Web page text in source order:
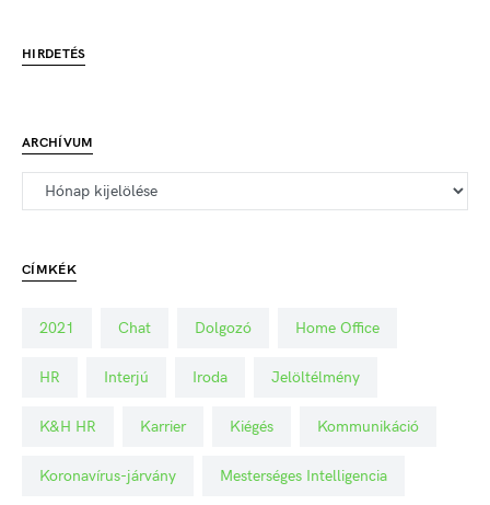
HIRDETÉS
ARCHÍVUM
CÍMKÉK
2021 Chat Dolgozó Home Office
HR Interjú Iroda Jelöltélmény
K&H HR Karrier Kiégés Kommunikáció
Koronavírus-járvány Mesterséges Intelligencia